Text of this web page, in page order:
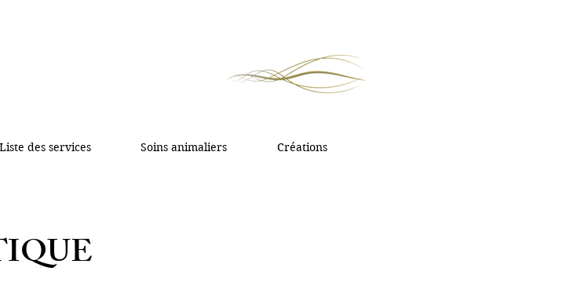
Liste des services Soins animaliers Créations